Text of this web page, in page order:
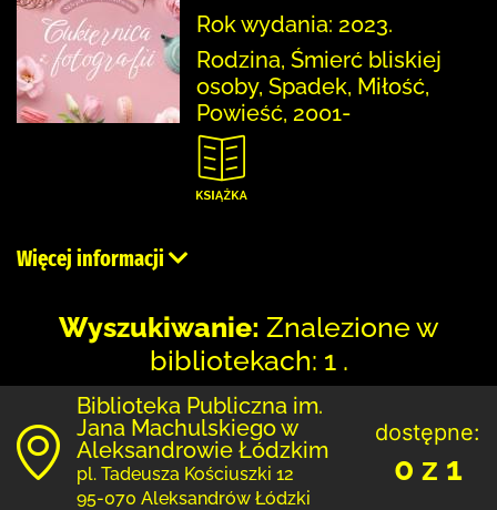
Rok wydania: 2023.
Rodzina, Śmierć bliskiej
osoby, Spadek, Miłość,
Powieść, 2001-
Więcej informacji
Wyszukiwanie: Znalezione w
bibliotekach: 1 .
Biblioteka Publiczna im.
Jana Machulskiego w
Aleksandrowie Łódzkim
pl. Tadeusza Kościuszki 12
95-070 Aleksandrów Łódzki
dostępne:
0 z 1